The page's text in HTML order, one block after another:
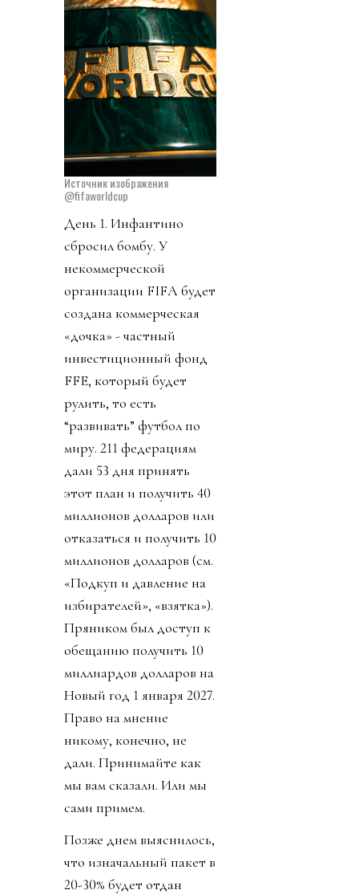
Источник изображения
@fifaworldcup
День 1. Инфантино
сбросил бомбу. У
некоммерческой
организации FIFA будет
создана коммерческая
«дочка» - частный
инвестиционный фонд
FFE, который будет
рулить, то есть
“развивать” футбол по
миру. 211 федерациям
дали 53 дня принять
этот план и получить 40
миллионов долларов или
отказаться и получить 10
миллионов долларов (см.
«Подкуп и давление на
избирателей», «взятка»).
Пряником был доступ к
обещанию получить 10
миллиардов долларов на
Новый год 1 января 2027.
Право на мнение
никому, конечно, не
дали. Принимайте как
мы вам сказали. Или мы
сами примем.
Позже днем выяснилось,
что изначальный пакет в
20-30% будет отдан